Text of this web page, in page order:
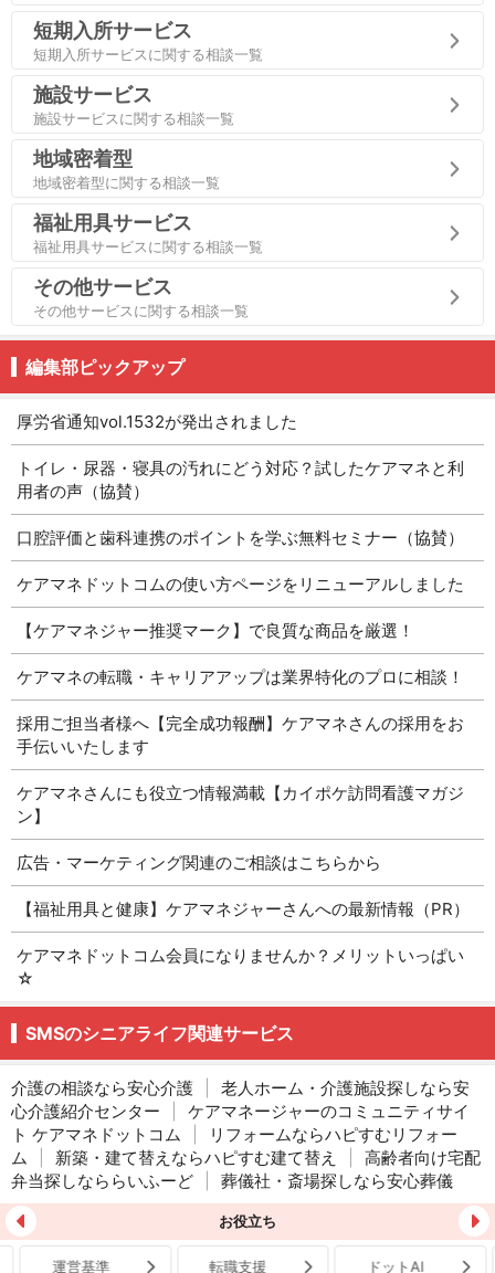
短期入所サービス
短期入所サービスに関する相談一覧
施設サービス
施設サービスに関する相談一覧
地域密着型
地域密着型に関する相談一覧
福祉用具サービス
福祉用具サービスに関する相談一覧
その他サービス
その他サービスに関する相談一覧
編集部ピックアップ
厚労省通知vol.1532が発出されました
トイレ・尿器・寝具の汚れにどう対応？試したケアマネと利
用者の声（協賛）
口腔評価と歯科連携のポイントを学ぶ無料セミナー（協賛）
ケアマネドットコムの使い方ページをリニューアルしました
【ケアマネジャー推奨マーク】で良質な商品を厳選！
ケアマネの転職・キャリアアップは業界特化のプロに相談！
採用ご担当者様へ【完全成功報酬】ケアマネさんの採用をお
手伝いいたします
ケアマネさんにも役立つ情報満載【カイポケ訪問看護マガジ
ン】
広告・マーケティング関連のご相談はこちらから
【福祉用具と健康】ケアマネジャーさんへの最新情報（PR）
ケアマネドットコム会員になりませんか？メリットいっぱい
☆
SMSのシニアライフ関連サービス
介護の相談なら安心介護
老人ホーム・介護施設探しなら安
心介護紹介センター
ケアマネージャーのコミュニティサイ
ト ケアマネドットコム
リフォームならハピすむリフォー
ム
新築・建て替えならハピすむ建て替え
高齢者向け宅配
弁当探しなららいふーど
葬儀社・斎場探しなら安心葬儀
お役立ち
運営基準 転職支援 ドットAI